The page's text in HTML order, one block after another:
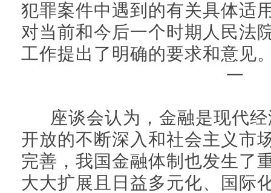
犯罪案件中遇到的有关具体适
对当前和今后一个时期人民法
工作提出了明确的要求和意见
一
座谈会认为，金融是现代经
开放的不断深入和社会主义市
完善，我国金融体制也发生了
大大扩展且日益多元化、国际